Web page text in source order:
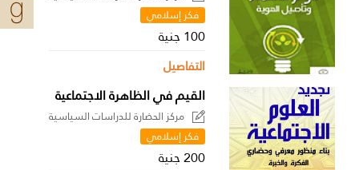
فكر إسلامي
100 جنية
التفاصيل
القيم في الظاهرة الاجتماعية
مركز الحضارة للدراسات السياسية
فكر إسلامي
200 جنية